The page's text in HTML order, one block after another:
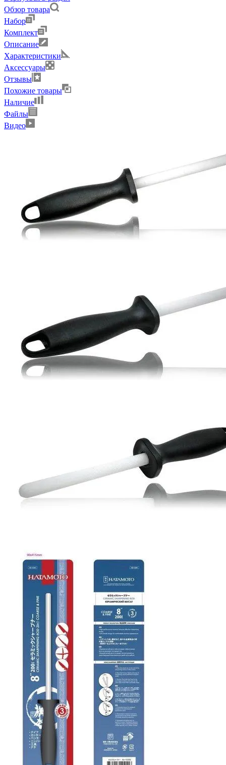
Обзор товара
Набор
Комплект
Описание
Характеристики
Аксессуары
Отзывы
Похожие товары
Наличие
Файлы
Видео